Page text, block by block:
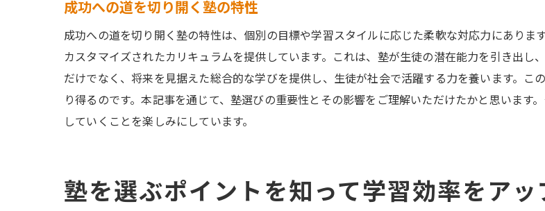
保護者と一緒に考える塾選び
将来を見据えた塾選びのステップ
成績アップに繋がる大分県の塾の選び方
成績向上のための塾選びのポイント
結果を出すためのサポート体制
成功への道を切り開く塾の特性
成功への道を切り開く塾の特性は、個別の目標や学習スタイルに応じた柔軟な対応力にあり
カスタマイズされたカリキュラムを提供しています。これは、塾が生徒の潜在能力を引き出
だけでなく、将来を見据えた総合的な学びを提供し、生徒が社会で活躍する力を養います。
り得るのです。本記事を通じて、塾選びの重要性とその影響をご理解いただけたかと思います
していくことを楽しみにしています。
塾を選ぶポイントを知って学習効率をアッ